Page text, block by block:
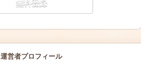
運営者プロフィール